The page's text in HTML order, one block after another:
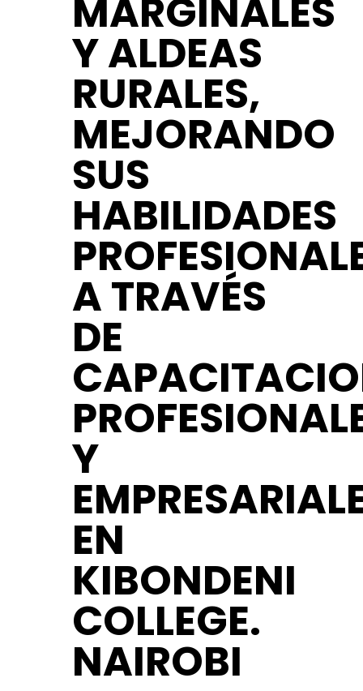
MARGINALES
Y ALDEAS
RURALES,
MEJORANDO
SUS
HABILIDADES
A TRAVÉS
DE
Y
EN
KIBONDENI
COLLEGE.
NAIROBI